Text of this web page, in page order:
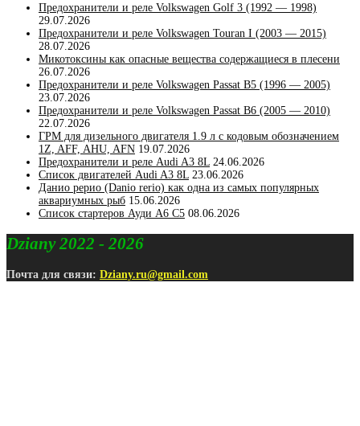
Предохранители и реле Volkswagen Golf 3 (1992 — 1998)
29.07.2026
Предохранители и реле Volkswagen Touran I (2003 — 2015)
28.07.2026
Микотоксины как опасные вещества содержащиеся в плесени
26.07.2026
Предохранители и реле Volkswagen Passat B5 (1996 — 2005)
23.07.2026
Предохранители и реле Volkswagen Passat B6 (2005 — 2010)
22.07.2026
ГРМ для дизельного двигателя 1.9 л с кодовым обозначением
1Z, AFF, AHU, AFN 19.07.2026
Предохранители и реле Audi A3 8L 24.06.2026
Список двигателей Audi A3 8L 23.06.2026
Данио рерио (Danio rerio) как одна из самых популярных
аквариумных рыб 15.06.2026
Список стартеров Ауди А6 С5 08.06.2026
Dziany 2022 - 2026
Почта для связи: Dziany.ru@gmail.com